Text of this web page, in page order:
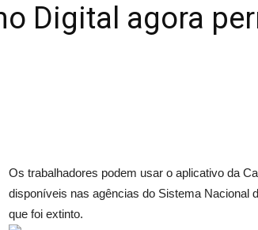
Digital agora
Os trabalhadores podem usar o aplicativo da
disponíveis nas agências do Sistema Nacional
que foi extinto.